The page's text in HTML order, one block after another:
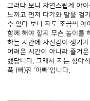
그러다 보니 자연스럽게 아
느끼고 먼저 다가와 말을 걸
수 있다 보니 저도 조금씩 아
함께 해야 할지 무슨 놀이를
하는 시간에 자신감이 생기
어려운 시간이 아니라 즐거
했답니다. 그래서 저는 심야
푹 (빠)진 ‘아빠’입니다.